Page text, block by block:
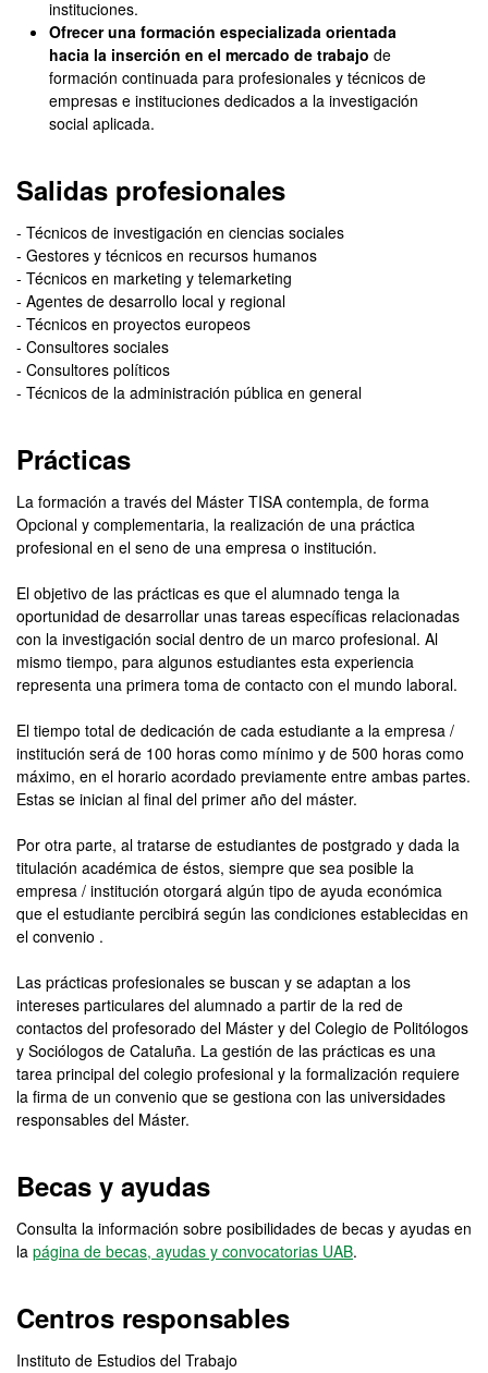
instituciones.
Ofrecer una formación especializada orientada
hacia la inserción en el mercado de trabajo de
formación continuada para profesionales y técnicos de
empresas e instituciones dedicados a la investigación
social aplicada.
Salidas profesionales
- Técnicos de investigación en ciencias sociales
- Gestores y técnicos en recursos humanos
- Técnicos en marketing y telemarketing
- Agentes de desarrollo local y regional
- Técnicos en proyectos europeos
- Consultores sociales
- Consultores políticos
- Técnicos de la administración pública en general
Prácticas
La formación a través del Máster TISA contempla, de forma
Opcional y complementaria, la realización de una práctica
profesional en el seno de una empresa o institución.
El objetivo de las prácticas es que el alumnado tenga la
oportunidad de desarrollar unas tareas específicas relacionadas
con la investigación social dentro de un marco profesional. Al
mismo tiempo, para algunos estudiantes esta experiencia
representa una primera toma de contacto con el mundo laboral.
El tiempo total de dedicación de cada estudiante a la empresa /
institución será de 100 horas como mínimo y de 500 horas como
máximo, en el horario acordado previamente entre ambas partes.
Estas se inician al final del primer año del máster.
Por otra parte, al tratarse de estudiantes de postgrado y dada la
titulación académica de éstos, siempre que sea posible la
empresa / institución otorgará algún tipo de ayuda económica
que el estudiante percibirá según las condiciones establecidas en
el convenio .
Las prácticas profesionales se buscan y se adaptan a los
intereses particulares del alumnado a partir de la red de
contactos del profesorado del Máster y del Colegio de Politólogos
y Sociólogos de Cataluña. La gestión de las prácticas es una
tarea principal del colegio profesional y la formalización requiere
la firma de un convenio que se gestiona con las universidades
responsables del Máster.
Becas y ayudas
Consulta la información sobre posibilidades de becas y ayudas en
la página de becas, ayudas y convocatorias UAB.
Centros responsables
Instituto de Estudios del Trabajo